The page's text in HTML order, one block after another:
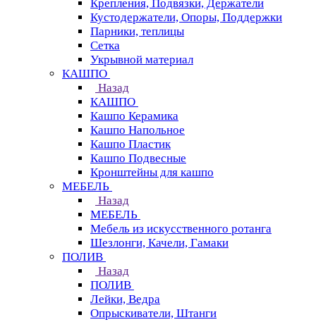
Крепления, Подвязки, Держатели
Кустодержатели, Опоры, Поддержки
Парники, теплицы
Сетка
Укрывной материал
КАШПО
Назад
КАШПО
Кашпо Керамика
Кашпо Напольное
Кашпо Пластик
Кашпо Подвесные
Кронштейны для кашпо
МЕБЕЛЬ
Назад
МЕБЕЛЬ
Мебель из искусственного ротанга
Шезлонги, Качели, Гамаки
ПОЛИВ
Назад
ПОЛИВ
Лейки, Ведра
Опрыскиватели, Штанги